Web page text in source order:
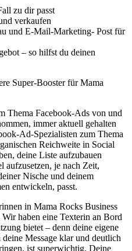
zu dir passt
verkaufen
und E-Mail-Marketing- Post für
– so hilfst du deinen
Super-Booster für Mama
Thema Facebook-Ads von und
immer aktuell gehalten
Ad-Spezialisten zum Thema
Reichweite in Social
deine Liste aufzubauen
aufzusetzen, je nach Zeit,
Nische und deinem
entwickeln, passt.
in Mama Rocks Business
haben eine Texterin an Bord
bietet – denn deine eigene
Message klar und deutlich
ist superwichtig. Deine